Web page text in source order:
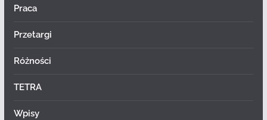
Praca
Przetargi
Różności
TETRA
Wpisy